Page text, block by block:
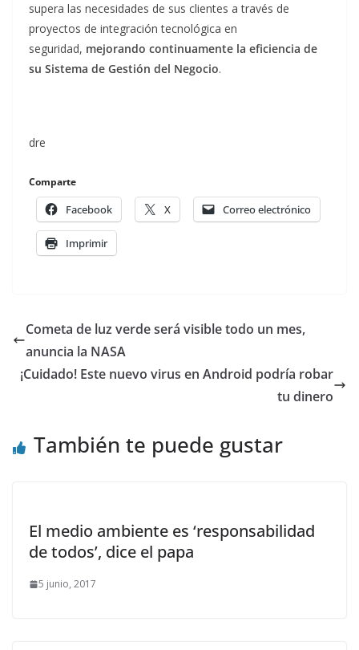
supera las necesidades de sus clientes a través de
proyectos de integración tecnológica en
seguridad, mejorando continuamente la eficiencia de
su Sistema de Gestión del Negocio.
dre
Comparte
Facebook X Correo electrónico
Imprimir
Cometa de luz verde será visible todo un mes,
anuncia la NASA
¡Cuidado! Este nuevo virus en Android podría robar
tu dinero
También te puede gustar
El medio ambiente es ‘responsabilidad
de todos’, dice el papa
5 junio, 2017